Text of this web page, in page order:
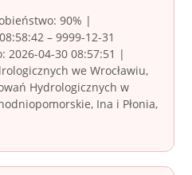
90% |
– 9999-12-31
2026-04-30 08:57:51 |
we Wrocławiu,
Hydrologicznych w
Ina i Płonia,